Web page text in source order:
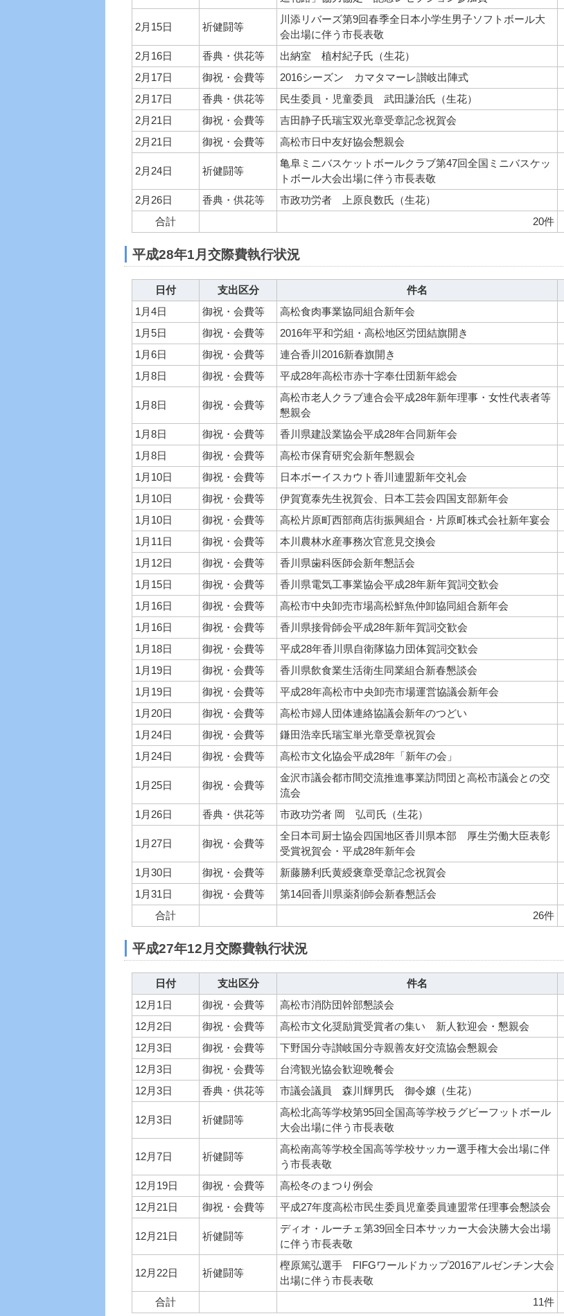
2月15日 祈健闘等
川添リバーズ第9回春季全日本小学生男子ソフトボール大
会出場に伴う市長表敬
2月16日 香典・供花等 出納室 植村紀子氏（生花）
2月17日
御祝・会費等 2016シーズン カマタマーレ讃岐出陣式
2月17日
香典・供花等 民生委員・児童委員 武田謙治氏（生花）
2月21日
御祝・会費等 吉田静子氏瑞宝双光章受章記念祝賀会
2月21日
御祝・会費等 高松市日中友好協会懇親会
2月24日 祈健闘等
亀阜ミニバスケットボールクラブ第47回全国ミニバスケッ
トボール大会出場に伴う市長表敬
2月26日 香典・供花等 市政功労者 上原良数氏（生花）
合計
20件
平成28年1月交際費執行状況
日付 支出区分 件名
1月4日
御祝・会費等 高松食肉事業協同組合新年会
1月5日
御祝・会費等 2016年平和労組・高松地区労団結旗開き
1月6日
御祝・会費等 連合香川2016新春旗開き
1月8日
御祝・会費等 平成28年高松市赤十字奉仕団新年総会
1月8日 御祝・会費等
高松市老人クラブ連合会平成28年新年理事・女性代表者等
懇親会
1月8日 御祝・会費等 香川県建設業協会平成28年合同新年会
1月8日
御祝・会費等 高松市保育研究会新年懇親会
1月10日
御祝・会費等 日本ボーイスカウト香川連盟新年交礼会
1月10日
御祝・会費等 伊賀寛泰先生祝賀会、日本工芸会四国支部新年会
1月10日
御祝・会費等 高松片原町西部商店街振興組合・片原町株式会社新年宴会
1月11日
御祝・会費等 本川農林水産事務次官意見交換会
1月12日
御祝・会費等 香川県歯科医師会新年懇話会
1月15日
御祝・会費等 香川県電気工事業協会平成28年新年賀詞交歓会
1月16日
御祝・会費等 高松市中央卸売市場高松鮮魚仲卸協同組合新年会
1月16日
御祝・会費等 香川県接骨師会平成28年新年賀詞交歓会
1月18日
御祝・会費等 平成28年香川県自衛隊協力団体賀詞交歓会
1月19日
御祝・会費等 香川県飲食業生活衛生同業組合新春懇談会
1月19日
御祝・会費等 平成28年高松市中央卸売市場運営協議会新年会
1月20日
御祝・会費等 高松市婦人団体連絡協議会新年のつどい
1月24日
御祝・会費等 鎌田浩幸氏瑞宝単光章受章祝賀会
1月24日
御祝・会費等 高松市文化協会平成28年「新年の会」
1月25日 御祝・会費等
金沢市議会都市間交流推進事業訪問団と高松市議会との交
流会
1月26日 香典・供花等 市政功労者 岡 弘司氏（生花）
1月27日 御祝・会費等
全日本司厨士協会四国地区香川県本部 厚生労働大臣表彰
受賞祝賀会・平成28年新年会
1月30日 御祝・会費等 新藤勝利氏黄綬褒章受章記念祝賀会
1月31日
御祝・会費等 第14回香川県薬剤師会新春懇話会
合計
26件
平成27年12月交際費執行状況
日付 支出区分 件名
12月1日
御祝・会費等 高松市消防団幹部懇談会
12月2日
御祝・会費等 高松市文化奨励賞受賞者の集い 新人歓迎会・懇親会
12月3日
御祝・会費等 下野国分寺讃岐国分寺親善友好交流協会懇親会
12月3日
御祝・会費等 台湾観光協会歓迎晩餐会
12月3日
香典・供花等 市議会議員 森川輝男氏 御令嬢（生花）
12月3日 祈健闘等
高松北高等学校第95回全国高等学校ラグビーフットボール
大会出場に伴う市長表敬
12月7日 祈健闘等
高松南高等学校全国高等学校サッカー選手権大会出場に伴
う市長表敬
12月19日 御祝・会費等 高松冬のまつり例会
12月21日
御祝・会費等 平成27年度高松市民生委員児童委員連盟常任理事会懇談会
12月21日 祈健闘等
ディオ・ルーチェ第39回全日本サッカー大会決勝大会出場
に伴う市長表敬
12月22日 祈健闘等
樫原篤弘選手 FIFGワールドカップ2016アルゼンチン大会
出場に伴う市長表敬
合計 11件